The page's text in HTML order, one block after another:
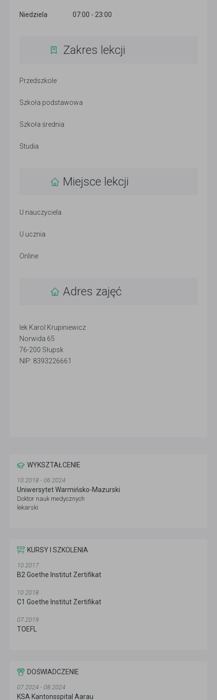
Niedziela 07:00 - 23:00
Zakres lekcji
Przedszkole
Szkoła podstawowa
Szkoła średnia
Studia
Miejsce lekcji
U nauczyciela
U ucznia
Online
Adres zajęć
lek Karol Krupiniewicz
Norwida 65
76-200 Słupsk
NIP: 8393226661
WYKSZTAŁCENIE
10.2018 - 06.2024
Uniwersytet Warmińsko-Mazurski
Doktor nauk medycznych
lekarski
KURSY I SZKOLENIA
10.2017
B2 Goethe Institut Zertifikat
10.2018
C1 Goethe Institut Zertifikat
07.2019
TOEFL
DOŚWIADCZENIE
07.2024 - 08.2024
KSA Kantonsspital Aarau